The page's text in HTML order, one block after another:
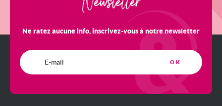
Ne ratez aucune info, inscrivez-vous à notre newsletter